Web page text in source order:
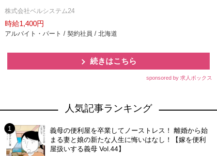
株式会社ベルシステム24
時給1,400円
アルバイト・パート / 契約社員 / 北海道
続きはこちら
sponsored by 求人ボックス
人気記事ランキング
義母の便利屋を卒業してノーストレス！ 離婚から始
まる妻と娘の新たな人生に悔いはなし！【嫁を便利
屋扱いする義母 Vol.44】